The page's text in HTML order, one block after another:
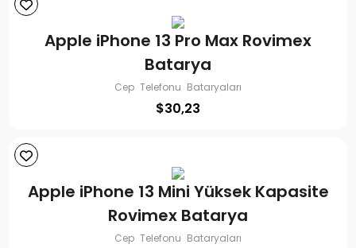
Apple iPhone 13 Pro Max Rovimex
Batarya
Cep Telefonu Bataryaları
$30,23
Apple iPhone 13 Mini Yüksek Kapasite
Rovimex Batarya
Cep Telefonu Bataryaları